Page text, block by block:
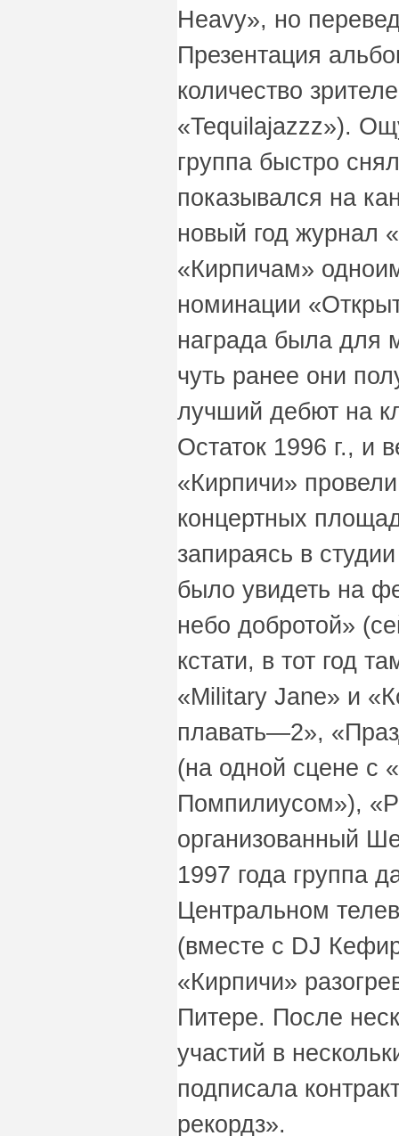
Heavy», но
Презентация
количество
«Tequilajazzz»).
группа быстро
показывался на
новый год журнал
«Кирпичам»
номинации
награда была для
чуть ранее они
лучший дебют на
Остаток 1996 г., и
«Кирпичи»
концертных
запираясь в
было увидеть на
небо добротой»
кстати, в тот год
«Military Jane» и
плавать—2»,
(на одной сцене с
Помпилиусом»),
организованный
1997 года группа
Центральном
(вместе с DJ
«Кирпичи»
Питере. После
участий в
подписала
рекордз».